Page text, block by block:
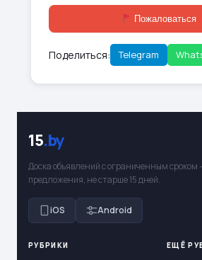
Пожаловаться
Поделиться: Telegram
15.by
Доска объявлений с ограниченным сроком
предложения, не старше 15 дней.
iOS Android
РУБРИКИ ЕЩЁ